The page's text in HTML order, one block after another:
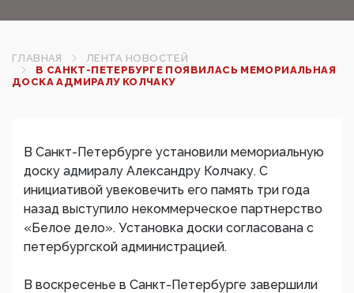
ГЛАВНАЯ
ЛЕНТА НОВОСТЕЙ
В САНКТ-ПЕТЕРБУРГЕ ПОЯВИЛАСЬ МЕМОРИАЛЬНАЯ
ДОСКА АДМИРАЛУ КОЛЧАКУ
В Санкт-Петербурге установили мемориальную
доску адмиралу Александру Колчаку. С
инициативой увековечить его память три года
назад выступило некоммерческое партнерство
«Белое дело». Установка доски согласована с
петербургской администрацией.
В воскресенье в Санкт-Петербурге завершили